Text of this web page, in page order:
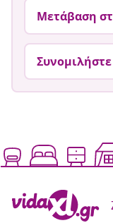
Μετάβαση